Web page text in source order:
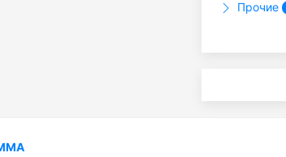
Прочие